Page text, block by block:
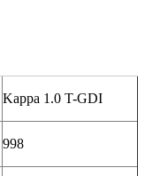
Kappa 1.0 T-GDI
998